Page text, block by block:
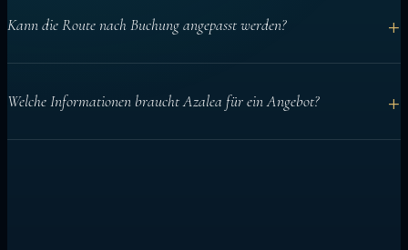
Kann die Route nach Buchung angepasst werden? +
an Bedingungen und Gäste angepasst werden.
Welche Informationen braucht Azalea für ein Angebot? +